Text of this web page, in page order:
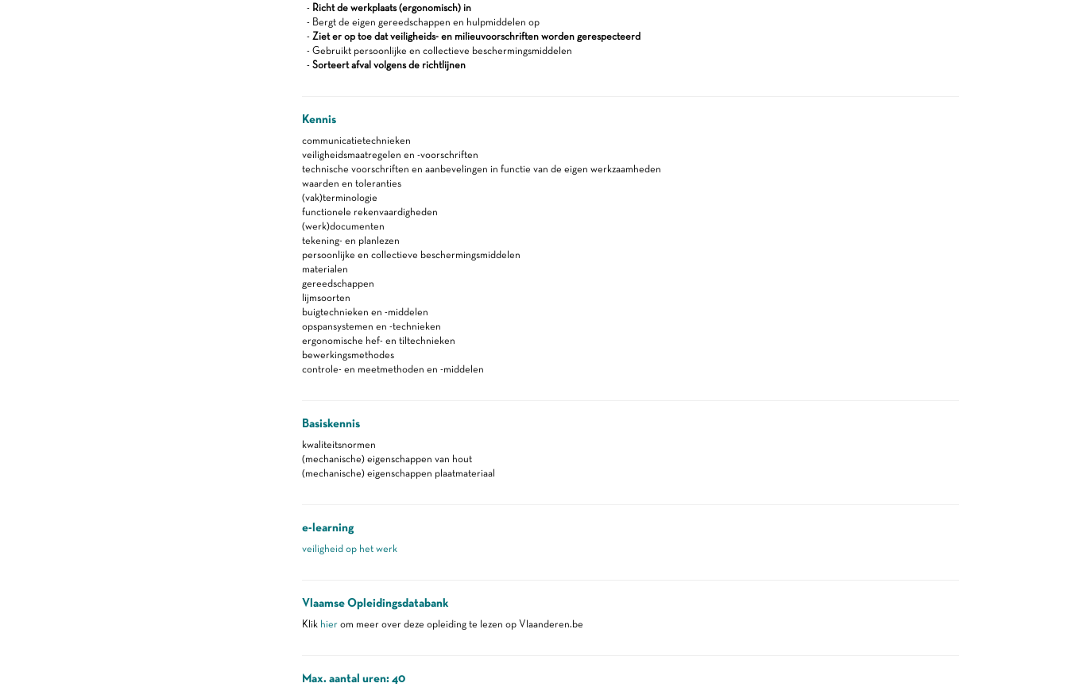
- Richt de werkplaats (ergonomisch) in
- Bergt de eigen gereedschappen en hulpmiddelen op
- Ziet er op toe dat veiligheids- en milieuvoorschriften worden gerespecteerd
- Gebruikt persoonlijke en collectieve beschermingsmiddelen
- Sorteert afval volgens de richtlijnen
Kennis
communicatietechnieken
veiligheidsmaatregelen en -voorschriften
technische voorschriften en aanbevelingen in functie van de eigen werkzaamheden
waarden en toleranties
(vak)terminologie
functionele rekenvaardigheden
(werk)documenten
tekening- en planlezen
persoonlijke en collectieve beschermingsmiddelen
materialen
gereedschappen
lijmsoorten
buigtechnieken en -middelen
opspansystemen en -technieken
ergonomische hef- en tiltechnieken
bewerkingsmethodes
controle- en meetmethoden en -middelen
Basiskennis
kwaliteitsnormen
(mechanische) eigenschappen van hout
(mechanische) eigenschappen plaatmateriaal
e-learning
veiligheid op het werk
Vlaamse Opleidingsdatabank
Klik hierom meer over deze opleiding te lezen op Vlaanderen.be
Max. aantal uren: 40